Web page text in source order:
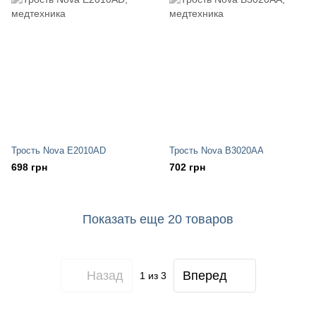
Трость Nova E2010AD
698 грн
Трость Nova B3020AA
702 грн
Показать еще 20 товаров
Назад 1 из 3 Вперед